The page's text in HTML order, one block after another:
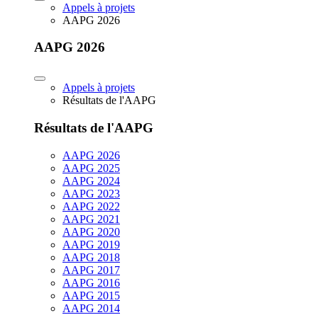
Appels à projets
AAPG 2026
AAPG 2026
Appels à projets
Résultats de l'AAPG
Résultats de l'AAPG
AAPG 2026
AAPG 2025
AAPG 2024
AAPG 2023
AAPG 2022
AAPG 2021
AAPG 2020
AAPG 2019
AAPG 2018
AAPG 2017
AAPG 2016
AAPG 2015
AAPG 2014